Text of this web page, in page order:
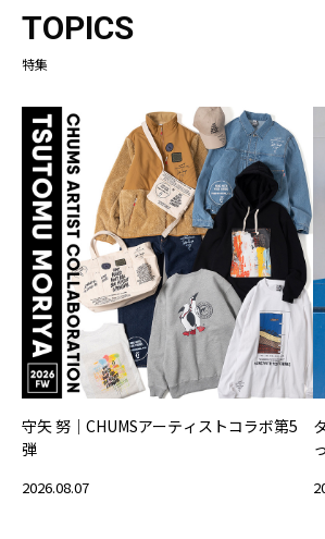
TOPICS
特集
守矢 努｜CHUMSアーティストコラボ第5
弾
2026.08.07